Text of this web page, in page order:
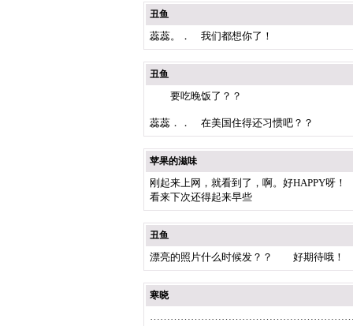
丑鱼
蕊蕊。． 我们都想你了！
丑鱼
要吃晚饭了？？
蕊蕊．． 在美国住得还习惯吧？？
苹果的滋味
刚起来上网，就看到了，啊。好HAPPY呀！
看来下次还得起来早些
丑鱼
漂亮的照片什么时候发？？ 好期待哦！
寒晓